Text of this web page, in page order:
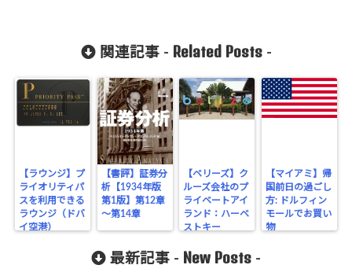
関連記事 - Related Posts-
【ラウンジ】プ
ライオリティパ
スを利用できる
ラウンジ（ドバ
イ空港）
【書評】証券分
析【1934年版
第1版】第12章
～第14章
【ベリーズ】ク
ルーズ会社のプ
ライベートアイ
ランド：ハーベ
ストキー
【マイアミ】帰
国前日の過ごし
方: ドルフィン
モールでお買い
物
最新記事 - New Posts -